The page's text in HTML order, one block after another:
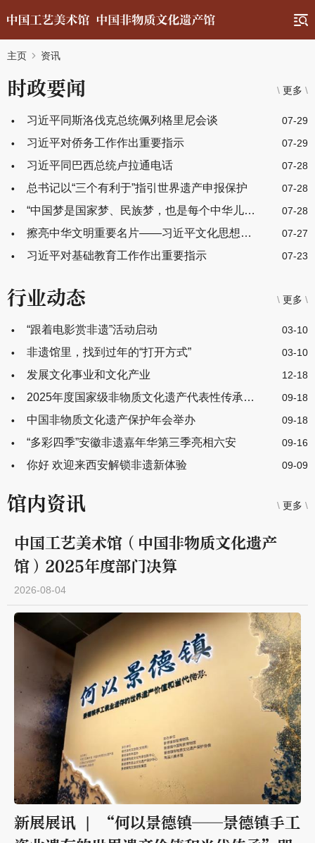
主页 资讯
时政要闻 \ 更多 \
07-29
习近平同斯洛伐克总统佩列格里尼会谈
07-29
习近平对侨务工作作出重要指示
07-28
习近平同巴西总统卢拉通电话
07-28
总书记以“三个有利于”指引世界遗产申报保护
07-28
“中国梦是国家梦、民族梦，也是每个中华儿女的梦”——习近平总书记关于侨务工作的重要论述凝聚共同致力民族复兴的强大力量
07-27
擦亮中华文明重要名片——习近平文化思想引领中国世界遗产申报保护工作壮阔实践
07-23
习近平对基础教育工作作出重要指示
行业动态 \ 更多 \
03-10
“跟着电影赏非遗”活动启动
03-10
非遗馆里，找到过年的“打开方式”
12-18
发展文化事业和文化产业
09-18
2025年度国家级非物质文化遗产代表性传承人研修班圆满举办
09-18
中国非物质文化遗产保护年会举办
09-16
“多彩四季”安徽非遗嘉年华第三季亮相六安
09-09
你好 欢迎来西安解锁非遗新体验
馆内资讯 \ 更多 \
中国工艺美术馆（中国非物质文化遗产
馆）2025年度部门决算
2026-08-04
新展展讯 | “何以景德镇——景德镇手工